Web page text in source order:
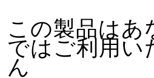
この製品はあ
ではご利用い
ん